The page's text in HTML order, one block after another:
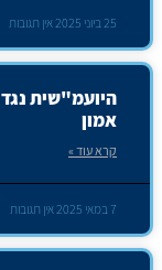
25 ביוני 2025 אין תגובות
היועמ"שית
אמון
קרא עוד »
7 במאי 2025 אין תגובות